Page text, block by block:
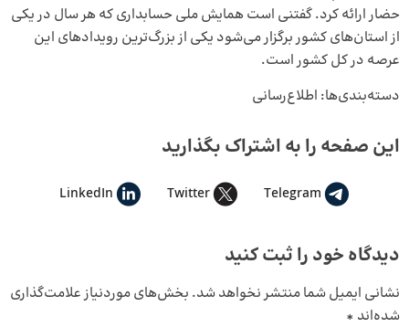
حضار ارائه کرد. گفتنی است همایش ملی حسابداری که هر سال در یکی
از استان‌های کشور برگزار می‌شود یکی از بزرگ‌ترین رویدادهای این
عرصه در کل کشور است.
دسته‌بندی‌ها: اطلاع‌رسانی
این صفحه را به اشتراک بگذارید
Telegram
Twitter
LinkedIn
دیدگاه خود را ثبت کنید
نشانی ایمیل شما منتشر نخواهد شد. بخش‌های موردنیاز علامت‌گذاری
شده‌اند *